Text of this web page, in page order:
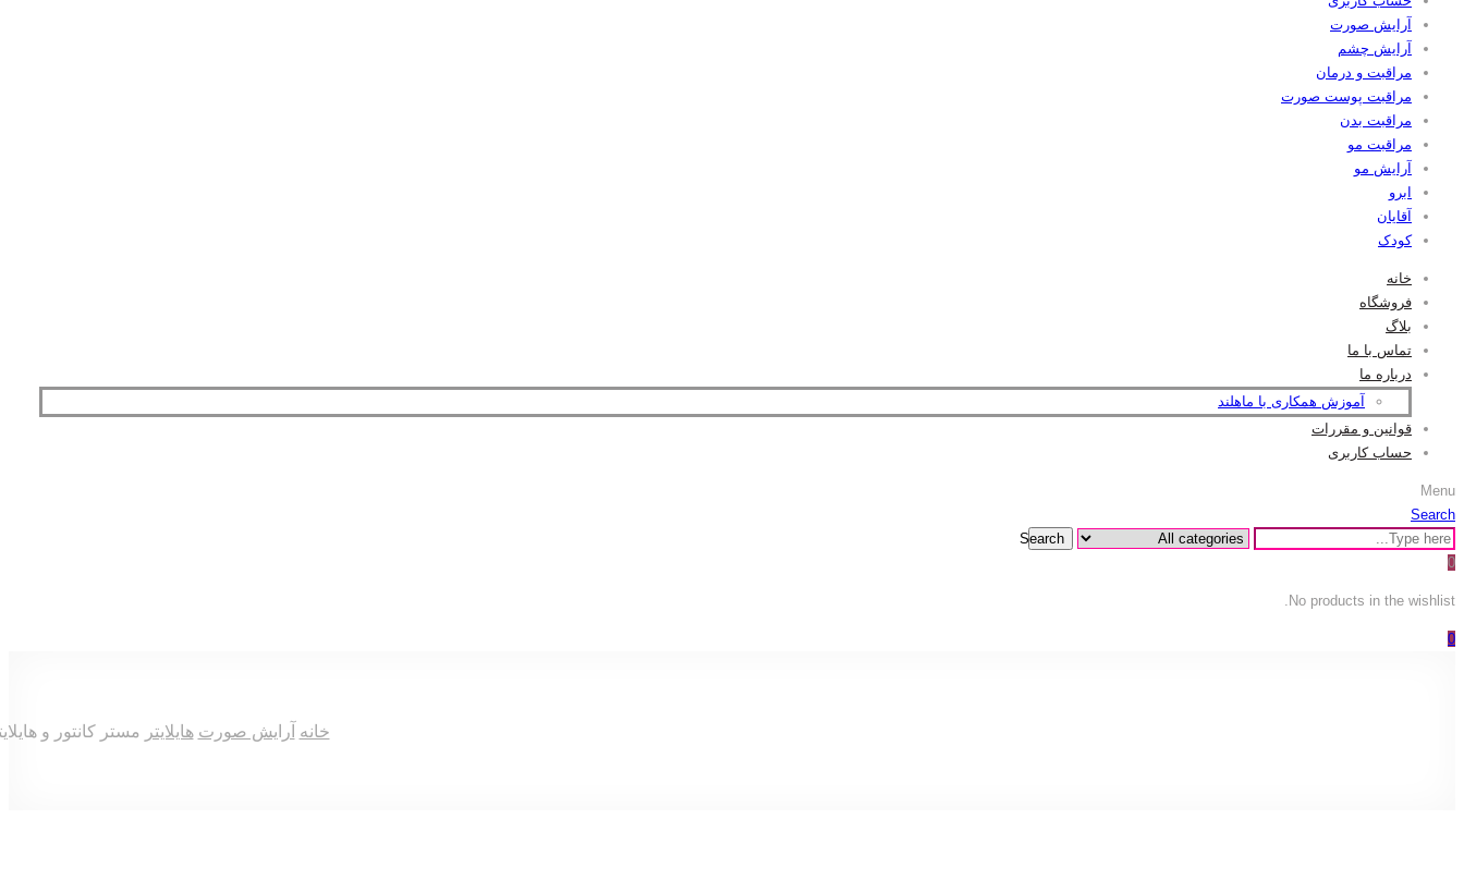
آرایش صورت
آرایش چشم
مراقبت و درمان
مراقبت پوست صورت
مراقبت بدن
مراقبت مو
آرایش مو
ابرو
آقایان
کودک
خانه
فروشگاه
بلاگ
تماس با ما
درباره ما
آموزش همکاری با ماهلند
قوانین و مقررات
حساب کاربری
Menu
Search
Search
0
No products in the wishlist.
0
خانه آرایش صورت هایلایتر مستر کانتور و